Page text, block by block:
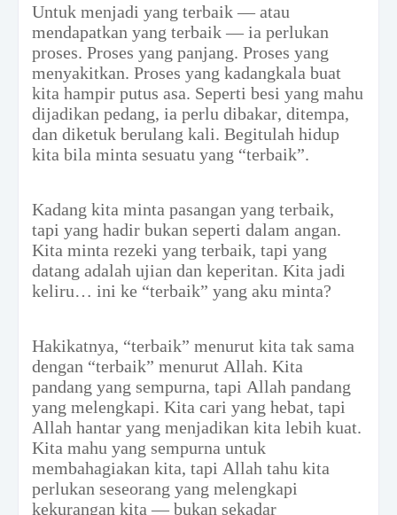
Untuk menjadi yang terbaik — atau
mendapatkan yang terbaik — ia perlukan
proses. Proses yang panjang. Proses yang
menyakitkan. Proses yang kadangkala buat
kita hampir putus asa. Seperti besi yang mahu
dijadikan pedang, ia perlu dibakar, ditempa,
dan diketuk berulang kali. Begitulah hidup
kita bila minta sesuatu yang “terbaik”.
Kadang kita minta pasangan yang terbaik,
tapi yang hadir bukan seperti dalam angan.
Kita minta rezeki yang terbaik, tapi yang
datang adalah ujian dan keperitan. Kita jadi
keliru… ini ke “terbaik” yang aku minta?
Hakikatnya, “terbaik” menurut kita tak sama
dengan “terbaik” menurut Allah. Kita
pandang yang sempurna, tapi Allah pandang
yang melengkapi. Kita cari yang hebat, tapi
Allah hantar yang menjadikan kita lebih kuat.
Kita mahu yang sempurna untuk
membahagiakan kita, tapi Allah tahu kita
perlukan seseorang yang melengkapi
kekurangan kita — bukan sekadar